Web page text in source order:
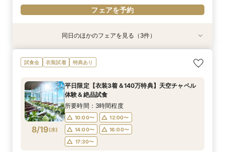
フェアを予約
特典あり
8/16(日)
短期間でも理想が叶う◆安心サポート×豪華特典
付フェア
9:00〜
17:30〜
フェアを予約
特典あり
8/16(日)
【2名～OK！挙式＆会食に◎】少人数*貸切パー
ティー×絶品試食
9:00〜
17:30〜
フェアを予約
特典あり
8/16(日)
【ドレス見学＆1着プレゼント】憧れ挙式×夢の花
嫁体験＆試食付
9:00〜
17:30〜
フェアを予約
同日のほかのフェアを見る（3件）
試食会 衣装試着 特典あり
8/19(水)
平日限定【衣装3着＆140万特典】天空チャペル
体験＆絶品試食
所要時間：3時間程度
10:00〜
12:00〜
14:00〜
16:00〜
17:30〜